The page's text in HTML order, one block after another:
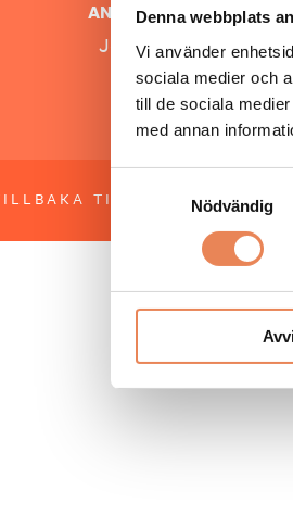
Denna webbplats
Vi använder
sociala medier och
till de sociala
med annan
Nödvändig
ANSVARIG UTGIVARE
Jonas Siljhammar
TILL TOPPEN OM